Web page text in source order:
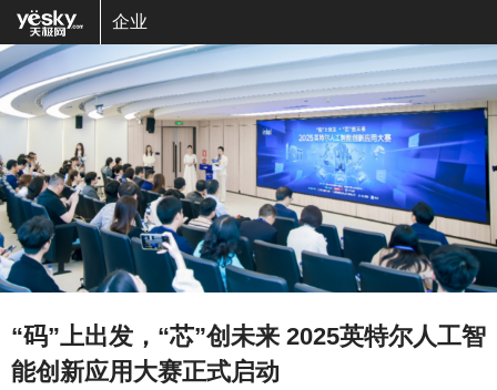
企业
“码”上出发，“芯”创未来 2025英特尔人工智
能创新应用大赛正式启动